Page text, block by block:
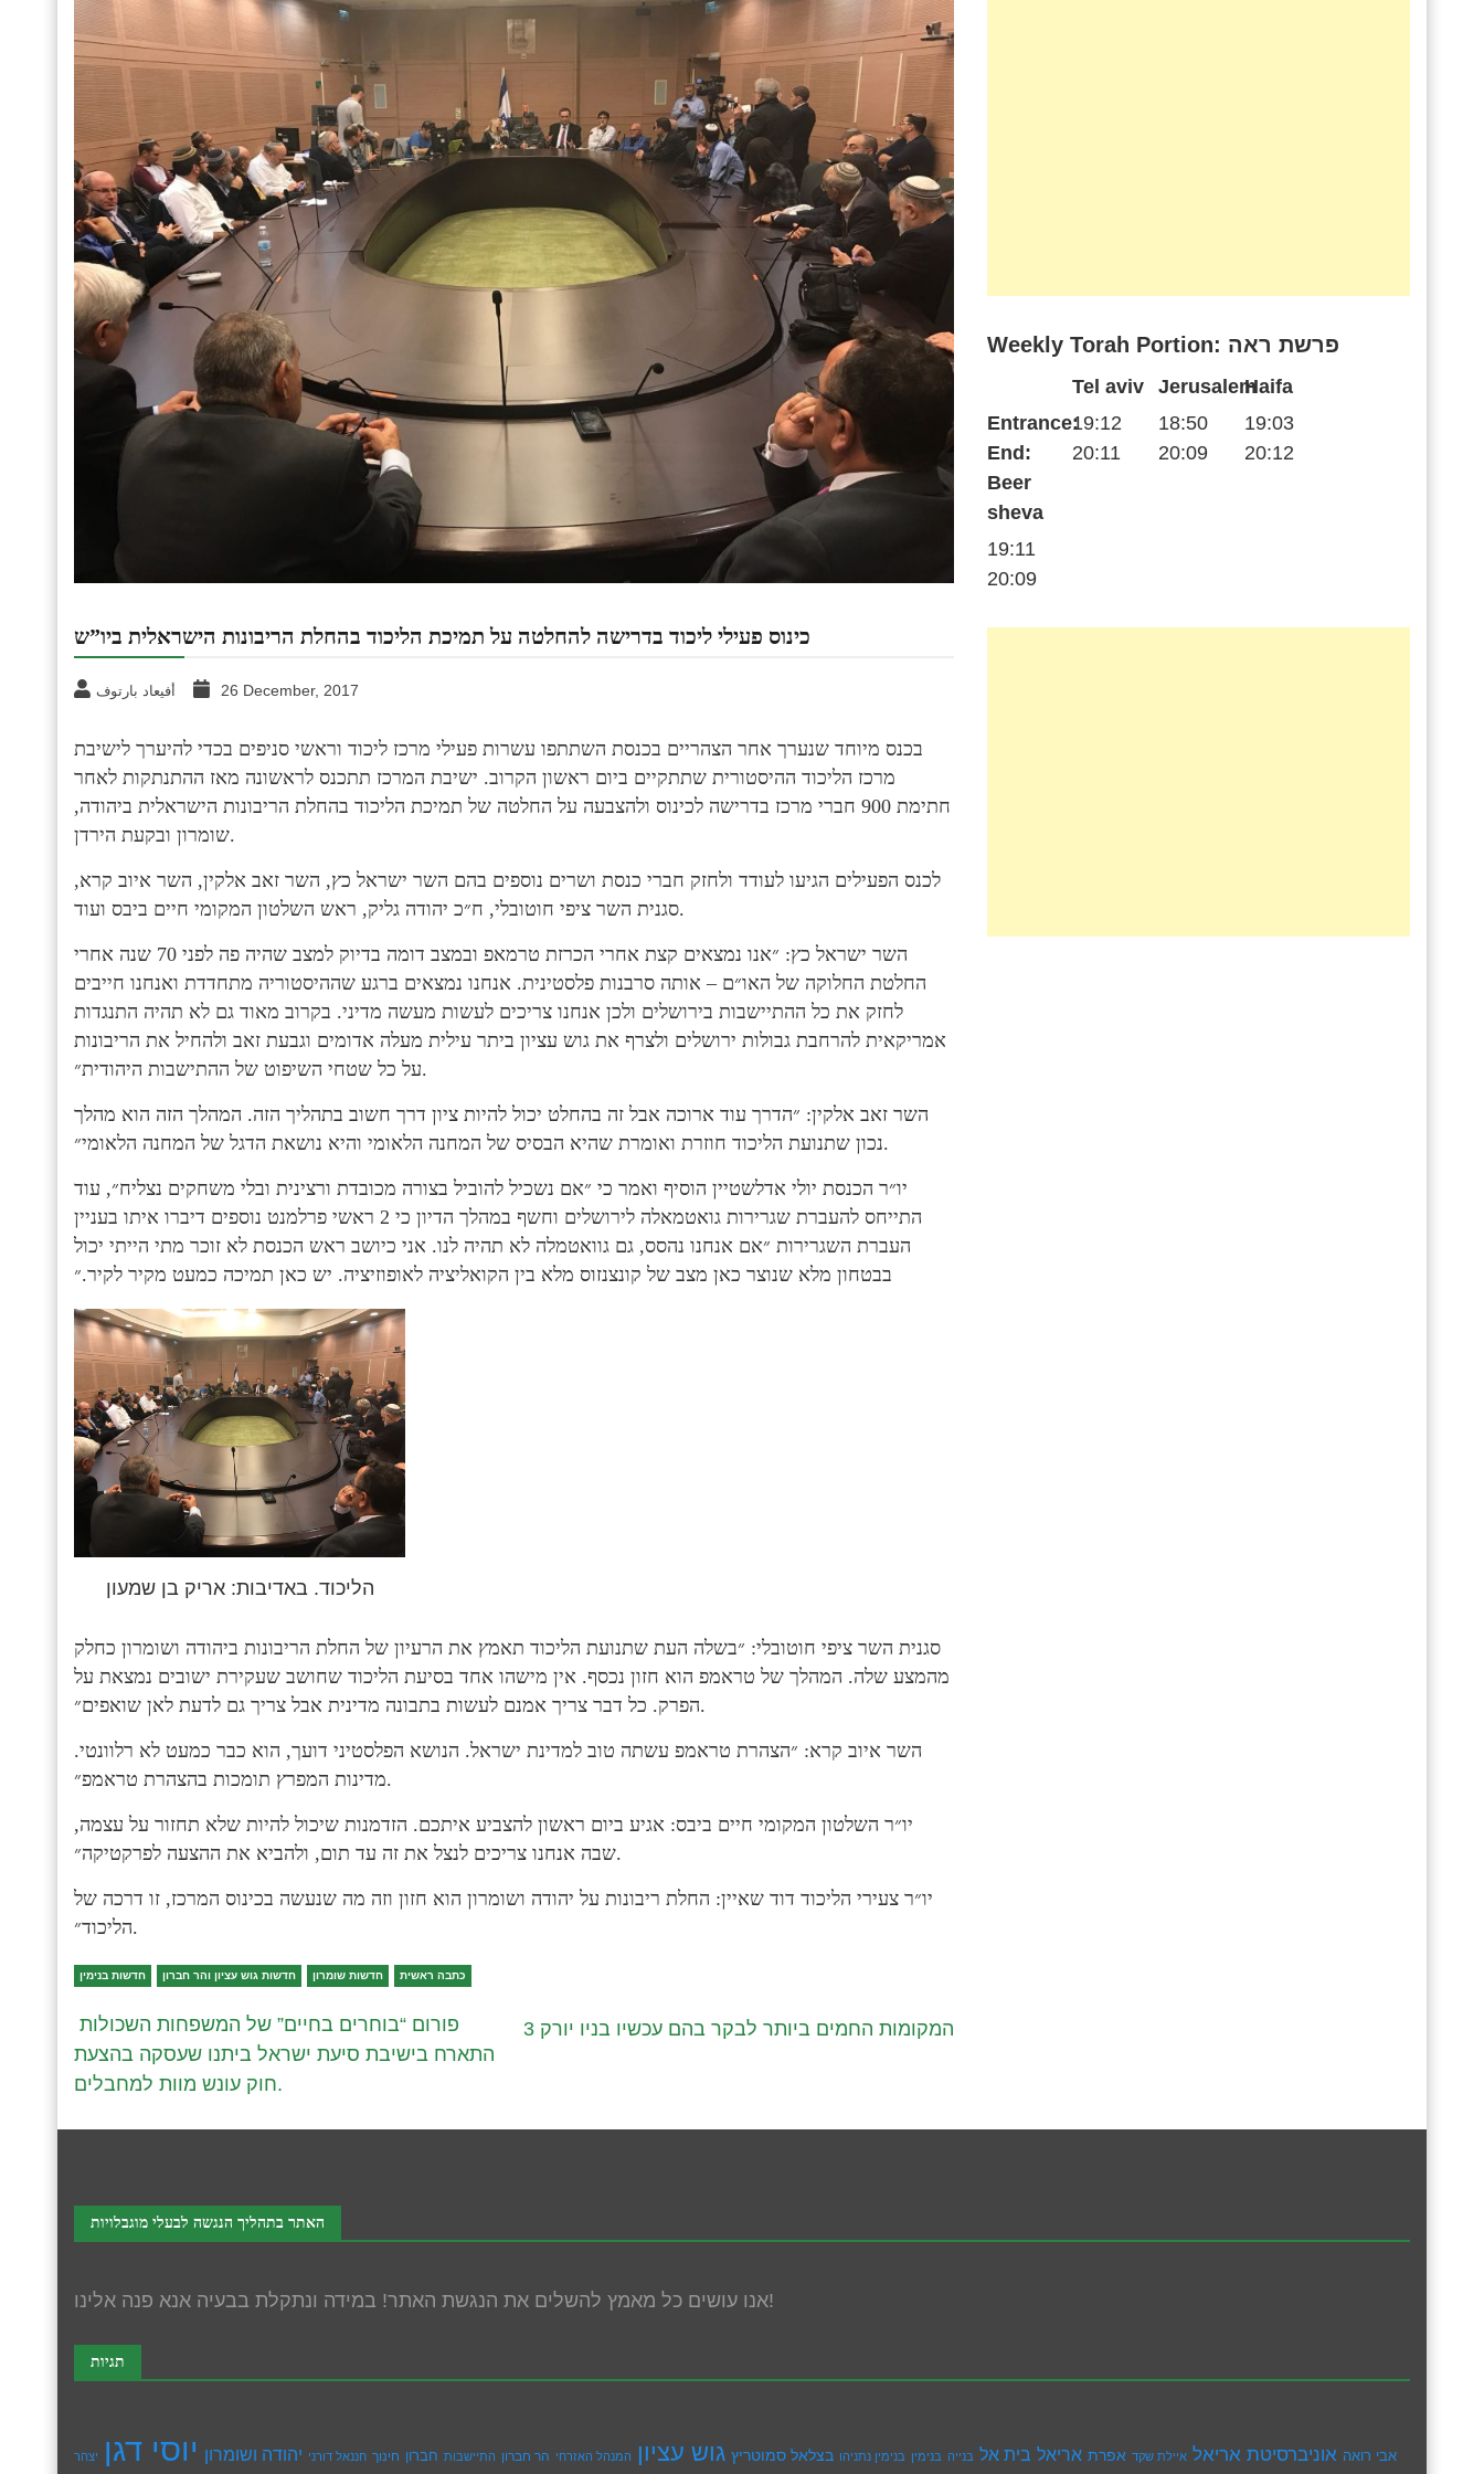
כינוס פעילי ליכוד בדרישה להחלטה על תמיכת הליכוד בהחלת הריבונות הישראלית ביו”ש
أفيعاد بارتوف 26 December, 2017
בכנס מיוחד שנערך אחר הצהריים בכנסת השתתפו עשרות פעילי מרכז ליכוד וראשי סניפים בכדי להיערך לישיבת
מרכז הליכוד ההיסטורית שתתקיים ביום ראשון הקרוב. ישיבת המרכז תתכנס לראשונה מאז ההתנתקות לאחר
חתימת 900 חברי מרכז בדרישה לכינוס ולהצבעה על החלטה של תמיכת הליכוד בהחלת הריבונות הישראלית ביהודה,
שומרון ובקעת הירדן.
לכנס הפעילים הגיעו לעודד ולחזק חברי כנסת ושרים נוספים בהם השר ישראל כץ, השר זאב אלקין, השר איוב קרא,
סגנית השר ציפי חוטובלי, ח״כ יהודה גליק, ראש השלטון המקומי חיים ביבס ועוד.
השר ישראל כץ: ״אנו נמצאים קצת אחרי הכרזת טרמאפ ובמצב דומה בדיוק למצב שהיה פה לפני 70 שנה אחרי
החלטת החלוקה של האו״ם – אותה סרבנות פלסטינית. אנחנו נמצאים ברגע שההיסטוריה מתחדדת ואנחנו חייבים
לחזק את כל ההתיישבות בירושלים ולכן אנחנו צריכים לעשות מעשה מדיני. בקרוב מאוד גם לא תהיה התנגדות
אמריקאית להרחבת גבולות ירושלים ולצרף את גוש עציון ביתר עילית מעלה אדומים וגבעת זאב ולהחיל את הריבונות
על כל שטחי השיפוט של ההתישבות היהודית״.
השר זאב אלקין: ״הדרך עוד ארוכה אבל זה בהחלט יכול להיות ציון דרך חשוב בתהליך הזה. המהלך הזה הוא מהלך
נכון שתנועת הליכוד חוזרת ואומרת שהיא הבסיס של המחנה הלאומי והיא נושאת הדגל של המחנה הלאומי״.
יו״ר הכנסת יולי אדלשטיין הוסיף ואמר כי ״אם נשכיל להוביל בצורה מכובדת ורצינית ובלי משחקים נצליח״, עוד
התייחס להעברת שגרירות גואטמאלה לירושלים וחשף במהלך הדיון כי 2 ראשי פרלמנט נוספים דיברו איתו בעניין
העברת השגרירות ״אם אנחנו נהסס, גם גוואטמלה לא תהיה לנו. אני כיושב ראש הכנסת לא זוכר מתי הייתי יכול
בבטחון מלא שנוצר כאן מצב של קונצנזוס מלא בין הקואליציה לאופוזיציה. יש כאן תמיכה כמעט מקיר לקיר.״
הליכוד. באדיבות: אריק בן שמעון
סגנית השר ציפי חוטובלי: ״בשלה העת שתנועת הליכוד תאמץ את הרעיון של החלת הריבונות ביהודה ושומרון כחלק
מהמצע שלה. המהלך של טראמפ הוא חזון נכסף. אין מישהו אחד בסיעת הליכוד שחושב שעקירת ישובים נמצאת על
הפרק. כל דבר צריך אמנם לעשות בתבונה מדינית אבל צריך גם לדעת לאן שואפים״.
השר איוב קרא: ״הצהרת טראמפ עשתה טוב למדינת ישראל. הנושא הפלסטיני דועך, הוא כבר כמעט לא רלוונטי.
מדינות המפרץ תומכות בהצהרת טראמפ״.
יו״ר השלטון המקומי חיים ביבס: אגיע ביום ראשון להצביע איתכם. הזדמנות שיכול להיות שלא תחזור על עצמה,
שבה אנחנו צריכים לנצל את זה עד תום, ולהביא את ההצעה לפרקטיקה״.
יו״ר צעירי הליכוד דוד שאיין: החלת ריבונות על יהודה ושומרון הוא חזון וזה מה שנעשה בכינוס המרכז, זו דרכה של
הליכוד״.
חדשות בנימין חדשות גוש עציון והר חברון חדשות שומרון כתבה ראשית
התארח בישיבת סיעת ישראל ביתנו שעסקה בהצעת
חוק עונש מוות למחבלים.
3 המקומות החמים ביותר לבקר בהם עכשיו בניו יורק
Weekly Torah Portion: פרשת ראה
Entrance:
End:
Tel aviv
19:12
20:11
Jerusalem
18:50
20:09
Haifa
19:03
20:12
Beer
sheva
19:11
20:09
האתר בתהליך הנגשה לבעלי מוגבלויות
אנו עושים כל מאמץ להשלים את הנגשת האתר! במידה ונתקלת בבעיה אנא פנה אלינו!
תגיות
אבי רואה אוניברסיטת אריאל איילת שקד אפרת אריאל בית אל בנייה בנימין בנימין נתניהו בצלאל סמוטריץ גוש עציון המנהל האזרחי הר חברון התיישבות חברון חינוך חננאל דורני יהודה ושומרון יוסי דגן יצהר